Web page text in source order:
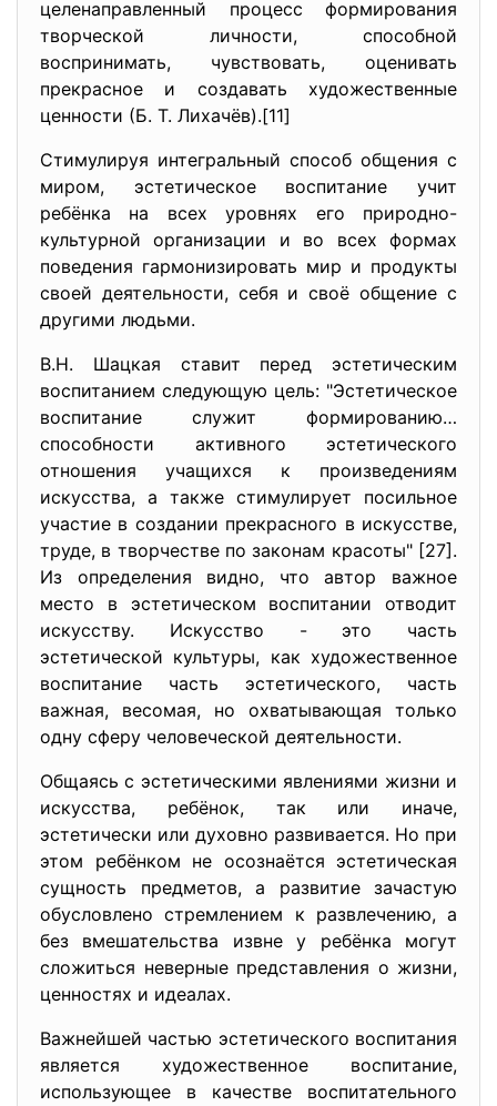
целенаправленный процесс формирования
творческой личности, способной
воспринимать, чувствовать, оценивать
прекрасное и создавать художественные
ценности (Б. Т. Лихачёв).[11]
Стимулируя интегральный способ общения с
миром, эстетическое воспитание учит
ребёнка на всех уровнях его природно-
культурной организации и во всех формах
поведения гармонизировать мир и продукты
своей деятельности, себя и своё общение с
другими людьми.
В.Н. Шацкая ставит перед эстетическим
воспитанием следующую цель: "Эстетическое
воспитание служит формированию…
способности активного эстетического
отношения учащихся к произведениям
искусства, а также стимулирует посильное
участие в создании прекрасного в искусстве,
труде, в творчестве по законам красоты" [27].
Из определения видно, что автор важное
место в эстетическом воспитании отводит
искусству. Искусство - это часть
эстетической культуры, как художественное
воспитание часть эстетического, часть
важная, весомая, но охватывающая только
одну сферу человеческой деятельности.
Общаясь с эстетическими явлениями жизни и
искусства, ребёнок, так или иначе,
эстетически или духовно развивается. Но при
этом ребёнком не осознаётся эстетическая
сущность предметов, а развитие зачастую
обусловлено стремлением к развлечению, а
без вмешательства извне у ребёнка могут
сложиться неверные представления о жизни,
ценностях и идеалах.
Важнейшей частью эстетического воспитания
является художественное воспитание,
использующее в качестве воспитательного